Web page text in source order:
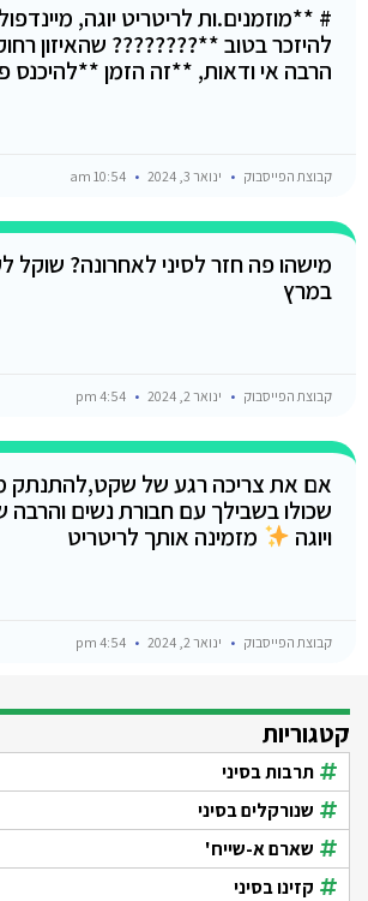
# **מוזמנים.ות לריטריט יוגה,
להיזכר בטוב **???????? שהאיזון
הרבה אי ודאות, **זה הזמן **להיכנס
קבוצת הפייסבוק ינואר 3, 2024
מישהו פה חזר לסיני לאחרונה? שוקל
במרץ
קבוצת הפייסבוק ינואר 2, 2024
אם את צריכה רגע של שקט,להתנתק
שכולו בשבילך עם חבורת נשים והרבה
ויוגה
מזמינה אותך לריטריט
קבוצת הפייסבוק ינואר 2, 2024
קטגוריות
תרבות בסיני
שנורקלים בסיני
שארם א-שייח'
קזינו בסיני